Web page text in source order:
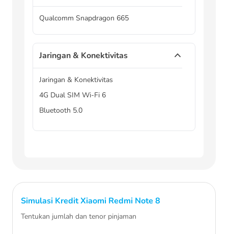
Qualcomm Snapdragon 665
Jaringan & Konektivitas
Jaringan & Konektivitas
4G Dual SIM Wi-Fi 6
Bluetooth 5.0
Simulasi KreditXiaomi Redmi Note 8
Tentukan jumlah dan tenor pinjaman